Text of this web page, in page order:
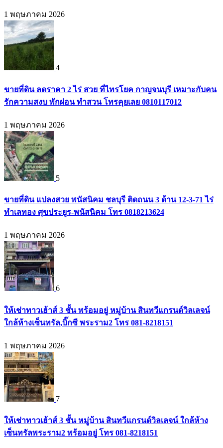
1 พฤษภาคม 2026
4
ขายที่ดิน ลดราคา 2 ไร่ สวย ที่ไทรโยค กาญจนบุรี เหมาะกับคน
รักความสงบ พักผ่อน ทำสวน โทรคุยเลย 0810117012
1 พฤษภาคม 2026
5
ขายที่ดิน แปลงสวย พนัสนิคม ชลบุรี ติดถนน 3 ด้าน 12-3-71 ไร่
ทำเลทอง ศุขประยูร-พนัสนิคม โทร 0818213624
1 พฤษภาคม 2026
6
ให้เช่าทาวเฮ้าส์ 3 ชั้น พร้อมอยู่ หมู่บ้าน สินทวีแกรนด์วิลเลจน์
ใกล้ห้างเซ็นทรัล,บิ๊กซี พระราม2 โทร 081-8218151
1 พฤษภาคม 2026
7
ให้เช่าทาวเฮ้าส์ 3 ชั้น หมู่บ้าน สินทวีแกรนด์วิลเลจน์ ใกล้ห้าง
เซ็นทรัลพระราม2 พร้อมอยู่ โทร 081-8218151